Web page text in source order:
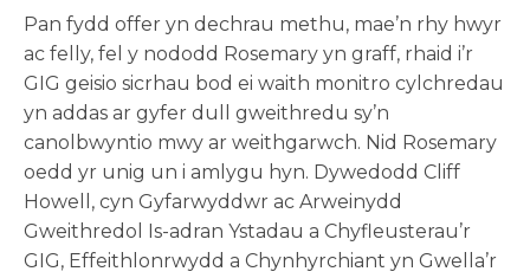
Pan fydd offer yn dechrau methu, mae’n rhy hwyr
ac felly, fel y nododd Rosemary yn graff, rhaid i’r
GIG geisio sicrhau bod ei waith monitro cylchredau
yn addas ar gyfer dull gweithredu sy’n
canolbwyntio mwy ar weithgarwch. Nid Rosemary
oedd yr unig un i amlygu hyn. Dywedodd Cliff
Howell, cyn Gyfarwyddwr ac Arweinydd
Gweithredol Is-adran Ystadau a Chyfleusterau’r
GIG, Effeithlonrwydd a Chynhyrchiant yn Gwella’r